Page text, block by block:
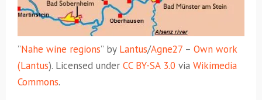
”Nahe wine regions” by Lantus/Agne27 – Own work
(Lantus). Licensed under CC BY-SA 3.0 via Wikimedia
Commons.